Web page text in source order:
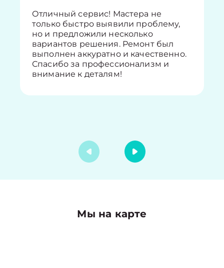
Отличный сервис! Мастера не
только быстро выявили проблему,
но и предложили несколько
вариантов решения. Ремонт был
выполнен аккуратно и качественно.
Спасибо за профессионализм и
внимание к деталям!
Мы на карте